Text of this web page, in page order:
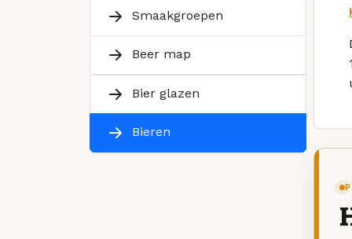
Smaakgroepen
Beer map
Bier glazen
Bieren